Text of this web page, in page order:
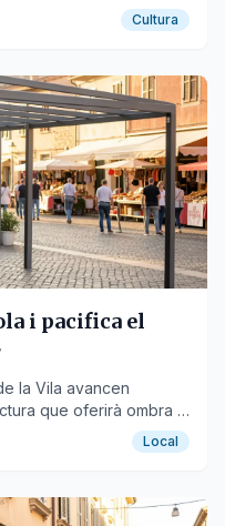
Cultura
i pacifica el
la Vila avancen
que oferirà ombra i
Local